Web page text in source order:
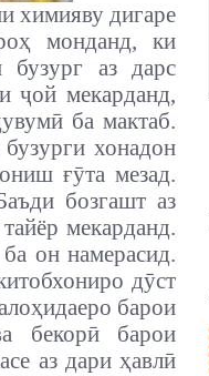
химияву дигаре
монданд, ки
бузург аз дарс
ҷой мекарданд,
ба мактаб.
хонадон
ғӯта мезад.
бозгашт аз
мекарданд.
он намерасид.
дӯст
барои
бекорӣ барои
аз дари ҳавлӣ